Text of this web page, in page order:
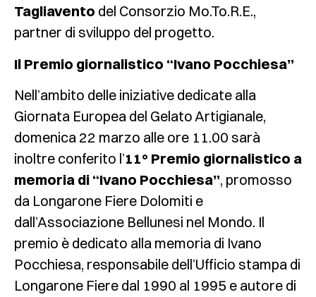
Tagliavento del Consorzio Mo.To.R.E.,
partner di sviluppo del progetto.
Il Premio giornalistico “Ivano Pocchiesa”
Nell’ambito delle iniziative dedicate alla
Giornata Europea del Gelato Artigianale,
domenica 22 marzo alle ore 11.00 sarà
inoltre conferito l’11° Premio giornalistico a
memoria di “Ivano Pocchiesa”, promosso
da Longarone Fiere Dolomiti e
dall’Associazione Bellunesi nel Mondo. Il
premio è dedicato alla memoria di Ivano
Pocchiesa, responsabile dell’Ufficio stampa di
Longarone Fiere dal 1990 al 1995 e autore di